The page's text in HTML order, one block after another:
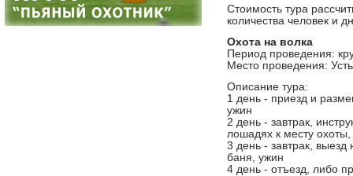
Стоимость тура
количества человек и
Охота на волка
Период проведения:
Место проведения:
Описание тура:
1 день - приезд и
ужин
2 день - завтрак,
лошадях к месту
3 день - завтрак,
баня, ужин
4 день - отъезд, либо